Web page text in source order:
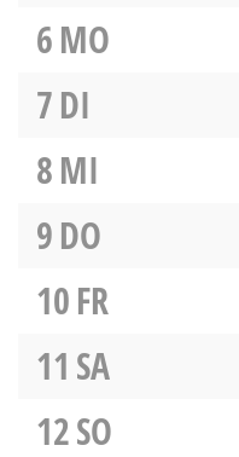
6MO
7DI
8MI
9DO
10FR
11 SA
12SO